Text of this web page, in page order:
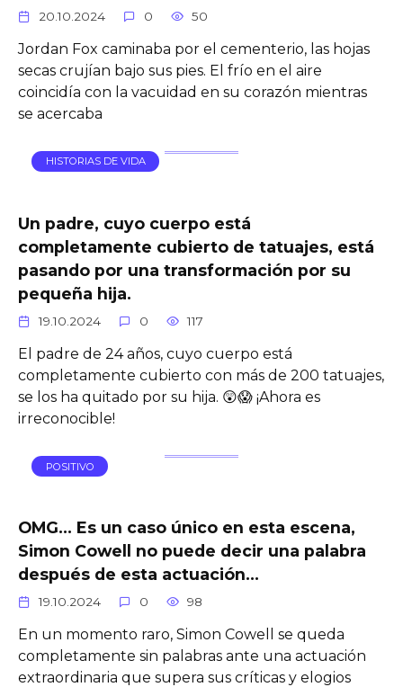
20.10.2024 0 50
Jordan Fox caminaba por el cementerio, las hojas
secas crujían bajo sus pies. El frío en el aire
coincidía con la vacuidad en su corazón mientras
se acercaba
HISTORIAS DE VIDA
Un padre, cuyo cuerpo está
completamente cubierto de tatuajes, está
pasando por una transformación por su
pequeña hija.
19.10.2024 0 117
El padre de 24 años, cuyo cuerpo está
completamente cubierto con más de 200 tatuajes,
se los ha quitado por su hija. 😲😱 ¡Ahora es
irreconocible!
POSITIVO
OMG… Es un caso único en esta escena,
Simon Cowell no puede decir una palabra
después de esta actuación…
19.10.2024 0 98
En un momento raro, Simon Cowell se queda
completamente sin palabras ante una actuación
extraordinaria que supera sus críticas y elogios